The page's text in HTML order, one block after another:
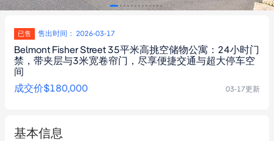
已售 售出时间： 2026-03-17
Belmont Fisher Street 35平米高挑空储物公寓：24小时门
禁，带夹层与3米宽卷帘门，尽享便捷交通与超大停车空
间
成交价$180,000 03-17更新
基本信息